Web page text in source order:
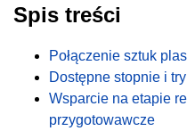
Spis treści
Połączenie sztuk
Dostępne stopnie i
Wsparcie na etapie
przygotowawcze